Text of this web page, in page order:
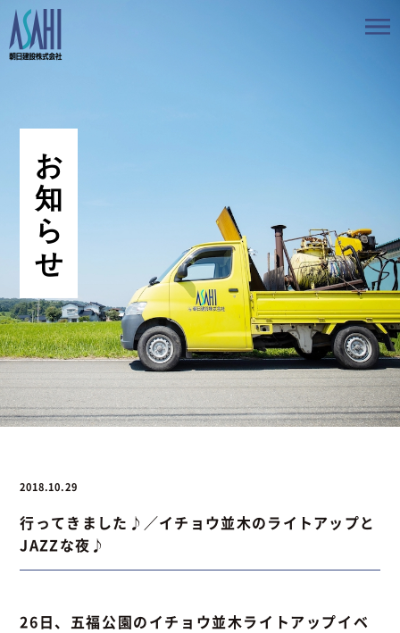
事業案内
会社情報
採用情報
お知らせ
BLOG
お問い合わせ
お問い合わせ 076-441-3201 Instagram
2018.10.29
行ってきました♪／イチョウ並木のライトアップと
JAZZな夜♪
26日、五福公園のイチョウ並木ライトアップイベ